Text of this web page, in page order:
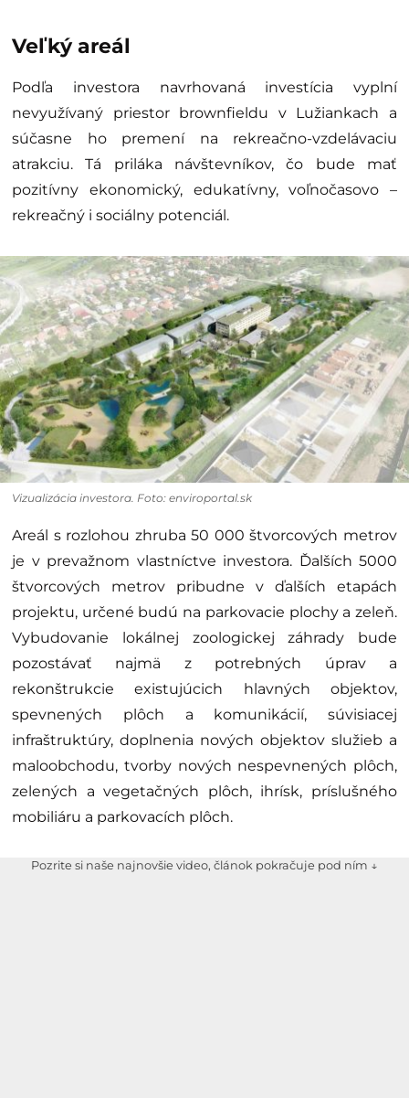
Veľký areál
Podľa investora navrhovaná investícia vyplní
nevyužívaný priestor brownfieldu v Lužiankach a
súčasne ho premení na rekreačno-vzdelávaciu
atrakciu. Tá priláka návštevníkov, čo bude mať
pozitívny ekonomický, edukatívny, voľnočasovo –
rekreačný i sociálny potenciál.
Vizualizácia investora. Foto: enviroportal.sk
Areál s rozlohou zhruba 50 000 štvorcových metrov
je v prevažnom vlastníctve investora. Ďalších 5000
štvorcových metrov pribudne v ďalších etapách
projektu, určené budú na parkovacie plochy a zeleň.
Vybudovanie lokálnej zoologickej záhrady bude
pozostávať najmä z potrebných úprav a
rekonštrukcie existujúcich hlavných objektov,
spevnených plôch a komunikácií, súvisiacej
infraštruktúry, doplnenia nových objektov služieb a
maloobchodu, tvorby nových nespevnených plôch,
zelených a vegetačných plôch, ihrísk, príslušného
mobiliáru a parkovacích plôch.
Pozrite si naše najnovšie video, článok pokračuje pod ním ↓